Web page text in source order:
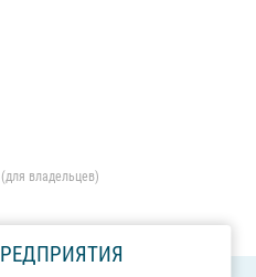
(для владельцев)